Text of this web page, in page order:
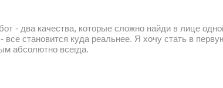
- два качества, которые сложно найди в лице
все становится куда реальнее. Я хочу стать в
абсолютно всегда.